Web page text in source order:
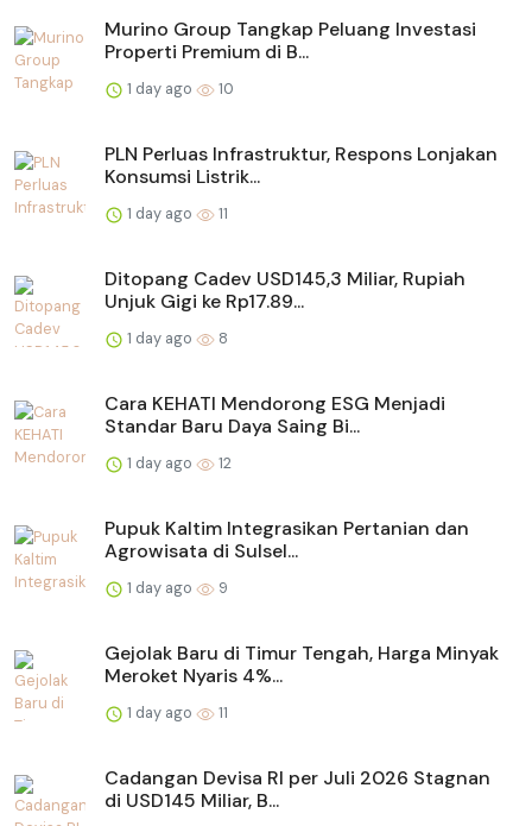
Murino Group Tangkap Peluang Investasi
Properti Premium di B...
1 day ago 10
PLN Perluas Infrastruktur, Respons Lonjakan
Konsumsi Listrik...
1 day ago 11
Ditopang Cadev USD145,3 Miliar, Rupiah
Unjuk Gigi ke Rp17.89...
1 day ago 8
Cara KEHATI Mendorong ESG Menjadi
Standar Baru Daya Saing Bi...
1 day ago 12
Pupuk Kaltim Integrasikan Pertanian dan
Agrowisata di Sulsel...
1 day ago 9
Gejolak Baru di Timur Tengah, Harga Minyak
Meroket Nyaris 4%...
1 day ago 11
Cadangan Devisa RI per Juli 2026 Stagnan
di USD145 Miliar, B...